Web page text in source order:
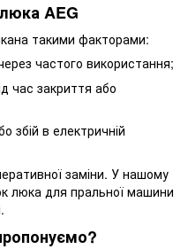
AEG
такими факторами:
частого використання;
час закриття або
збій в електричній
заміни. У нашому
люка для пральної машини